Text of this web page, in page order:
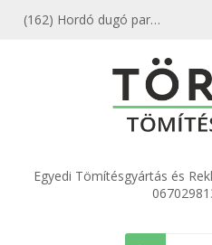
(162) Hordó dugó parafa tömítés 66 x 85 x 6 (10 db) - Épületgépészeti tömítések a gyártótól, akciós ár egyedi méretben is
Egyedi Tömítésgyártás és